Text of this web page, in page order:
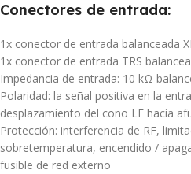
Conectores de entrada:
1x conector de entrada balanceada
1x conector de entrada TRS
Impedancia de entrada: 10 kΩ
Polaridad: la señal positiva en la
desplazamiento del cono LF hacia
Protección: interferencia de RF,
sobretemperatura, encendido /
fusible de red externo